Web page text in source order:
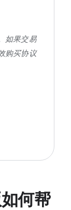
如果交易
购买协议
何帮